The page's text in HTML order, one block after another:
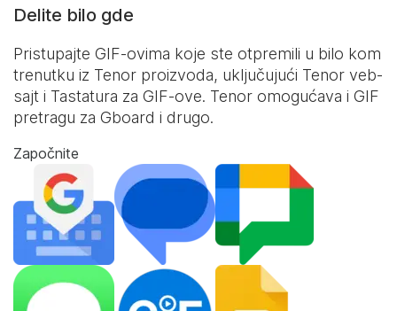
Delite bilo gde
Pristupajte GIF-ovima koje ste otpremili u bilo kom
trenutku iz Tenor proizvoda, uključujući Tenor veb-
sajt i Tastatura za GIF-ove. Tenor omogućava i GIF
pretragu za Gboard i drugo.
Započnite